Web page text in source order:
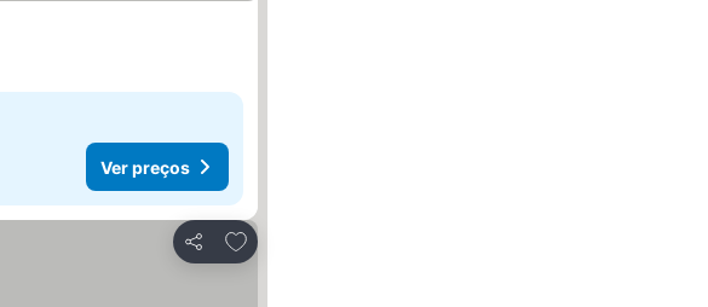
Ver preços
Partilhar
Adicionar aos favoritos